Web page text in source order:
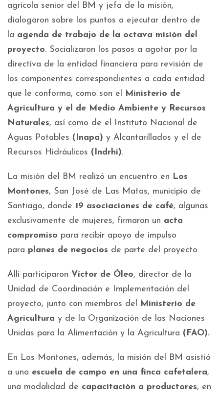
agrícola senior del BM y jefa de la misión,
dialogaron sobre los puntos a ejecutar dentro de
la agenda de trabajo de la octava misión del
proyecto. Socializaron los pasos a agotar por la
directiva de la entidad financiera para revisión de
los componentes correspondientes a cada entidad
que le conforma, como son el Ministerio de
Agricultura y el de Medio Ambiente y Recursos
Naturales, así como de el Instituto Nacional de
Aguas Potables (Inapa) y Alcantarillados y el de
Recursos Hidráulicos (Indrhi).
La misión del BM realizó un encuentro en Los
Montones, San José de Las Matas, municipio de
Santiago, donde 19 asociaciones de café, algunas
exclusivamente de mujeres, firmaron un acta
compromiso para recibir apoyo de impulso
para planes de negocios de parte del proyecto.
Allí participaron Víctor de Óleo, director de la
Unidad de Coordinación e Implementación del
proyecto, junto con miembros del Ministerio de
Agricultura y de la Organización de las Naciones
Unidas para la Alimentación y la Agricultura (FAO).
En Los Montones, además, la misión del BM asistió
a una escuela de campo en una finca cafetalera,
una modalidad de capacitación a productores, en